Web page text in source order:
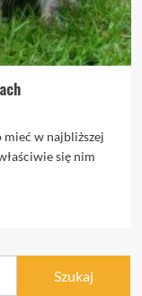
mieć w najbliższej
się nim